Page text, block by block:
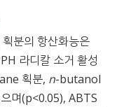
분의 항산화능은
라디칼 소거 활성
획분, n-butanol
며(p<0.05), ABTS